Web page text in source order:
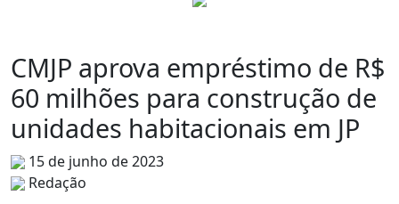
CMJP aprova empréstimo de R$
60 milhões para construção de
unidades habitacionais em JP
15 de junho de 2023
Redação